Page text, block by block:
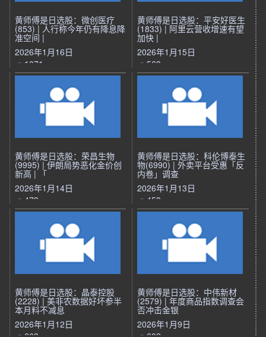
黄师傅是日选股：微创医疗
(853) | 人行称今年仍有降息降
准空间 |
2026年1月16日
1071
黄师傅是日选股：平安好医生
(1833) | 阿里云营收增速有望
加快 |
2026年1月15日
563
黄师傅是日选股：荣昌生物
(9995) | 伊朗局势恶化金价创
新高 | 「
2026年1月14日
473
黄师傅是日选股：科伦博泰生
物(6990) | 外卖平台受惠「反
内卷」调查
2026年1月13日
453
黄师傅是日选股：晶泰控股
(2228) | 美非农数据好坏参半
本月料不减息
2026年1月12日
黄师傅是日选股：中伟新材
(2579) | 年度商品指数调查会
否冲击金银
2026年1月9日